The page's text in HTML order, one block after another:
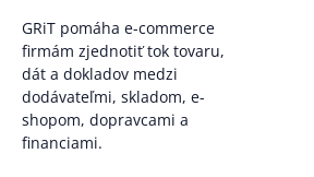
GRiT pomáha e-commerce
firmám zjednotiť tok tovaru,
dát a dokladov medzi
dodávateľmi, skladom, e-
shopom, dopravcami a
financiami.